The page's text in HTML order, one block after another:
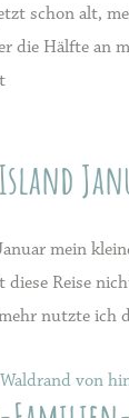
schon alt,
die Hälfte an
mein
diese Reise
nutzte ich